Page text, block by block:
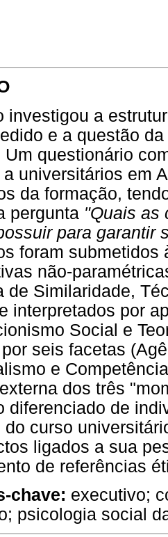
investigou a
e a questão
Um questionário
universitários em
da formação,
pergunta "Quais as
para garantir
foram
não-
de Similaridade,
interpretados por
Social e
seis facetas
e
dos três
diferenciado de
do curso
ligados a sua
de referências
chave: executivo;
psicologia social